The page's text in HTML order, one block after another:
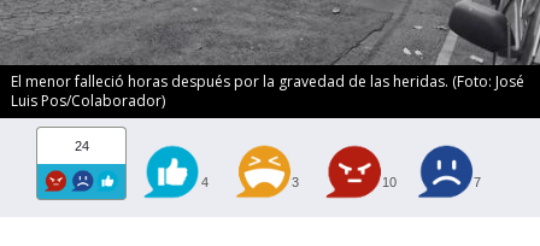
El menor falleció horas después por la gravedad de las heridas. (Foto: José
Luis Pos/Colaborador)
24
4 3 10 7